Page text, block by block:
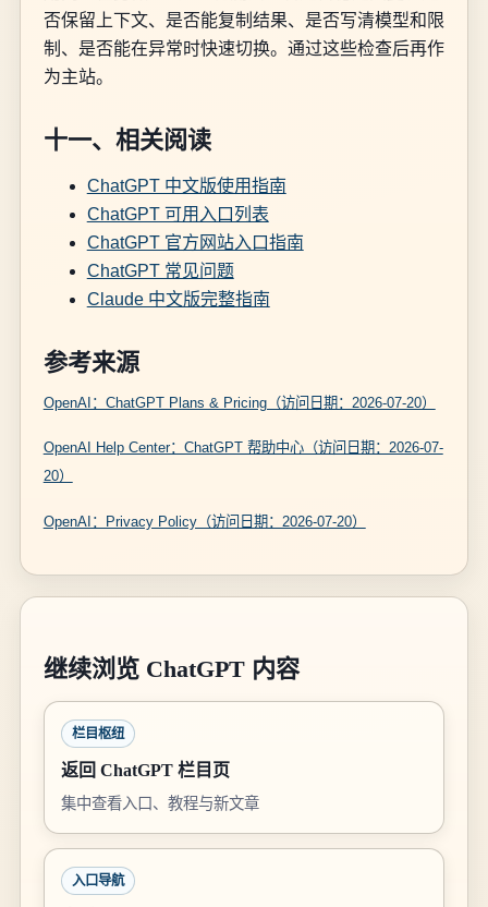
否保留上下文、是否能复制结果、是否写清模型和限
制、是否能在异常时快速切换。通过这些检查后再作
为主站。
十一、相关阅读
ChatGPT 中文版使用指南
ChatGPT 可用入口列表
ChatGPT 官方网站入口指南
ChatGPT 常见问题
Claude 中文版完整指南
参考来源
OpenAI：ChatGPT Plans & Pricing（访问日期：2026-07-20）
OpenAI Help Center：ChatGPT 帮助中心（访问日期：2026-07-
20）
OpenAI：Privacy Policy（访问日期：2026-07-20）
继续浏览 ChatGPT 内容
栏目枢纽
返回 ChatGPT 栏目页
集中查看入口、教程与新文章
入口导航